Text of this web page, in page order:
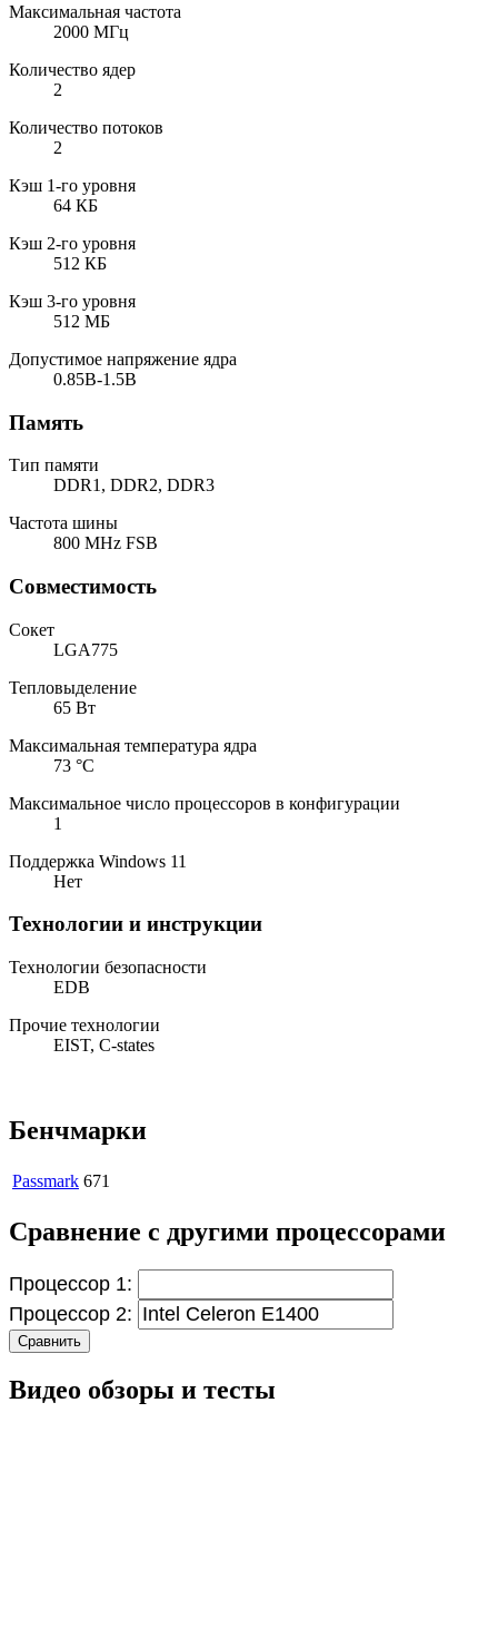
Максимальная частота
2000 МГц
Количество ядер
2
Количество потоков
2
Кэш 1-го уровня
64 КБ
Кэш 2-го уровня
512 КБ
Кэш 3-го уровня
512 МБ
Допустимое напряжение ядра
0.85В-1.5В
Память
Тип памяти
DDR1, DDR2, DDR3
Частота шины
800 MHz FSB
Совместимость
Сокет
LGA775
Тепловыделение
65 Вт
Максимальная температура ядра
73 °C
Максимальное число процессоров в конфигурации
1
Поддержка Windows 11
Нет
Технологии и инструкции
Технологии безопасности
EDB
Прочие технологии
EIST, C-states
Бенчмарки
Passmark 671
Сравнение с другими процессорами
Процессор 1:
Процессор 2:
Сравнить
Видео обзоры и тесты